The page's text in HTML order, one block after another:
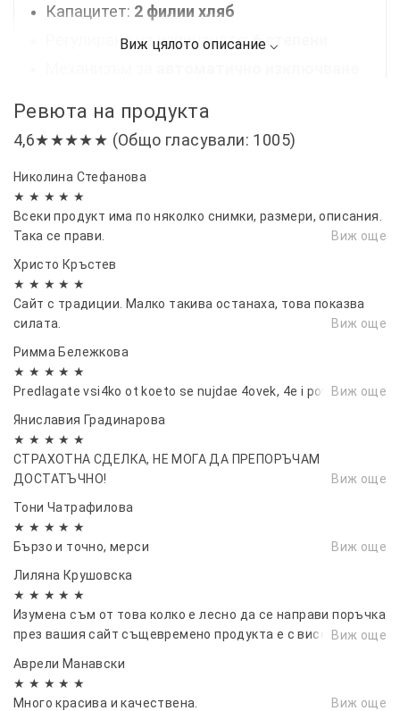
Капацитет: 2 филии хляб
Регулиране на изпичането:6 степени
отвори
Подвижна
тава за трохи
Пространство за
Топлоизолиранистранични панели
Размери:
24 месеца
Пристига в оригинална кутия
Ревюта на продукта
4,6★★★★★ (Общо гласували: 1005)
Николина Стефанова
★ ★ ★ ★ ★
Всеки продукт има по няколко снимки, размери, описания.
Така се прави.
Виж още
Христо Кръстев
★ ★ ★ ★ ★
Сайт с традиции. Малко такива останаха, това показва
силата.
Виж още
Римма Бележкова
★ ★ ★ ★ ★
Predlagate vsi4ko ot koeto se nujdae 4ovek, 4e i poveche!Виж още
Яниславия Градинарова
★ ★ ★ ★ ★
СТРАХОТНА СДЕЛКА, НЕ МОГА ДА ПРЕПОРЪЧАМ
ДОСТАТЪЧНО!
Виж още
Тони Чатрафилова
★ ★ ★ ★ ★
Бързо и точно, мерси
Виж още
Лиляна Крушовска
★ ★ ★ ★ ★
Изумена съм от това колко е лесно да се направи поръчка
през вашия сайт същевремено продукта е с високоВиж още
Аврели Манавски
★ ★ ★ ★ ★
Много красива и качествена.
Виж още